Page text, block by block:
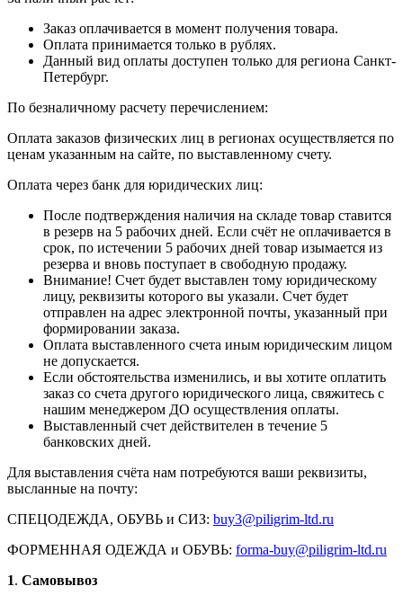
Заказ оплачивается в момент получения товара.
Оплата принимается только в рублях.
Данный вид оплаты доступен только для региона Санкт-
Петербург.
По безналичному расчету перечислением:
Оплата заказов физических лиц в регионах осуществляется по
ценам указанным на сайте, по выставленному счету.
Оплата через банк для юридических лиц:
После подтверждения наличия на складе товар ставится
в резерв на 5 рабочих дней. Если счёт не оплачивается в
срок, по истечении 5 рабочих дней товар изымается из
резерва и вновь поступает в свободную продажу.
Внимание! Счет будет выставлен тому юридическому
лицу, реквизиты которого вы указали. Счет будет
отправлен на адрес электронной почты, указанный при
формировании заказа.
Оплата выставленного счета иным юридическим лицом
не допускается.
Если обстоятельства изменились, и вы хотите оплатить
заказ со счета другого юридического лица, свяжитесь с
нашим менеджером ДО осуществления оплаты.
Выставленный счет действителен в течение 5
банковских дней.
Для выставления счёта нам потребуются ваши реквизиты,
высланные на почту:
СПЕЦОДЕЖДА, ОБУВЬ и СИЗ: buy3@piligrim-ltd.ru
ФОРМЕННАЯ ОДЕЖДА и ОБУВЬ: forma-buy@piligrim-ltd.ru
1. Самовывоз